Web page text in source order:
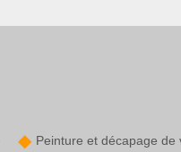
Peinture et décapage de